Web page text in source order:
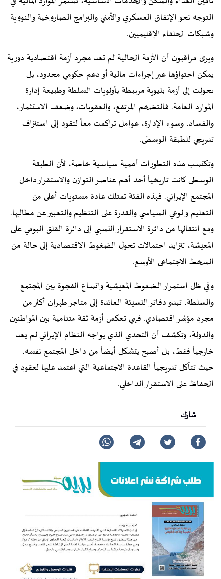
التوجه نحو الإنفاق العسكري والأمني والبرامج الصاروخية والنووية
وشبكات الحلفاء الإقليميين.
ويرى مراقبون أن الأزمة الحالية لم تعد مجرد أزمة اقتصادية دورية
يمكن احتواؤها عبر إجراءات مالية أو دعم حكومي محدود، بل
تحولت إلى أزمة بنيوية مرتبطة بأولويات السلطة وطبيعة إدارة
الموارد العامة. فالتضخم المرتفع، والعقوبات، وضعف الاستثمار،
والفساد، وسوء الإدارة، عوامل تراكمت معاً لتقود إلى استنزاف
تدريجي للطبقة الوسطى.
وتكتسب هذه التطورات أهمية سياسية خاصة، لأن الطبقة
الوسطى كانت تاريخياً أحد أهم عناصر التوازن والاستقرار داخل
المجتمع الإيراني. فهذه الفئة تمتلك عادة مستويات أعلى من
التعليم والوعي السياسي والقدرة على التنظيم والتعبير عن مطالبها.
ومع انتقالها من دائرة الاستقرار النسبي إلى دائرة القلق اليومي على
المعيشة، تتزايد احتمالات تحول الضغوط الاقتصادية إلى حالة من
السخط الاجتماعي الأوسع.
وفي ظل استمرار الضغوط المعيشية واتساع الفجوة بين المجتمع
والسلطة، تبدو دفاتر النسيئة العائدة إلى متاجر طهران أكثر من
مجرد مؤشر اقتصادي. فهي تعكس أزمة ثقة متنامية بين المواطنين
والدولة، وتكشف أن التحدي الذي يواجه النظام الإيراني لم يعد
خارجياً فقط، بل أصبح يتشكل أيضاً من داخل المجتمع نفسه،
حيث تتآكل تدريجياً القاعدة الاجتماعية التي اعتمد عليها لعقود في
الحفاظ على الاستقرار الداخلي.
شارك